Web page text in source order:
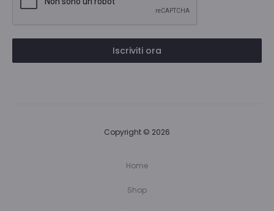
Iscriviti ora
Copyright © 2026
Home
Shop